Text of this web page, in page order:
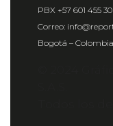
PBX +57 601 455
Correo:
Bogotá – Colombia